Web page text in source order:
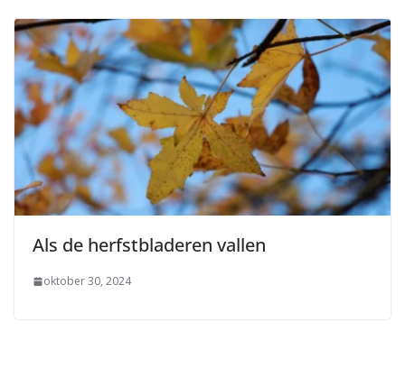
Als de herfstbladeren vallen
oktober 30, 2024